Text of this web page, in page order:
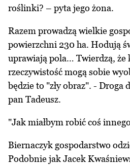
roślinki? – pyta jego żona.
Razem prowadzą wielkie
powierzchni 230 ha. Hodują
uprawiają pola… Twierdzą, że
rzeczywistość mogą sobie
będzie to "zły obraz". - Droga
pan Tadeusz.
"Jak miałbym robić coś
Biernaczyk gospodarstwo
Podobnie jak Jacek